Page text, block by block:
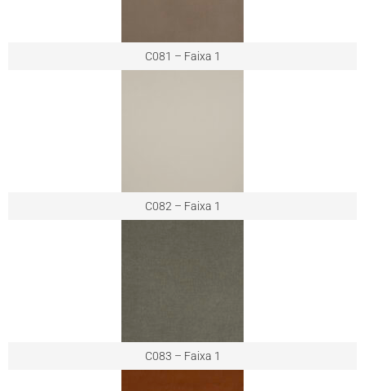
C081 – Faixa 1
C082 – Faixa 1
C083 – Faixa 1